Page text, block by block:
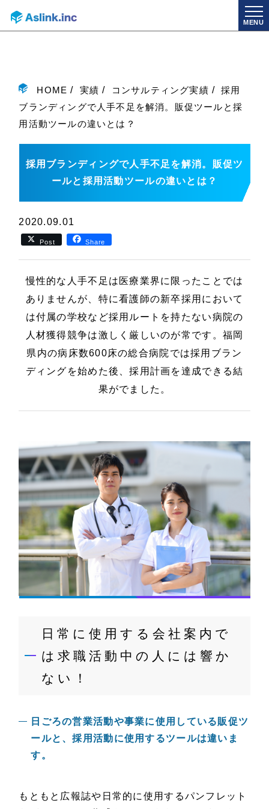
MENU
HOME 実績 コンサルティング実績
採用
ブランディングで人手不足を解消。販促ツールと採
用活動ツールの違いとは？
採用ブランディングで人手不足を解消。販促ツ
ールと採用活動ツールの違いとは？
2020.09.01
Post Share
慢性的な人手不足は医療業界に限ったことでは
ありませんが、特に看護師の新卒採用において
は付属の学校など採用ルートを持たない病院の
人材獲得競争は激しく厳しいのが常です。福岡
県内の病床数600床の総合病院では採用ブラン
ディングを始めた後、採用計画を達成できる結
果がでました。
日常に使用する会社案内で
は求職活動中の人には響か
ない！
日ごろの営業活動や事業に使用している販促ツ
ールと、採用活動に使用するツールは違いま
す。
もともと広報誌や日常的に使用するパンフレット